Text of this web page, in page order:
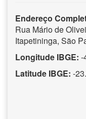
Endereço
Rua Mário de
Itapetininga, São
Longitude IBGE: -
Latitude IBGE: -